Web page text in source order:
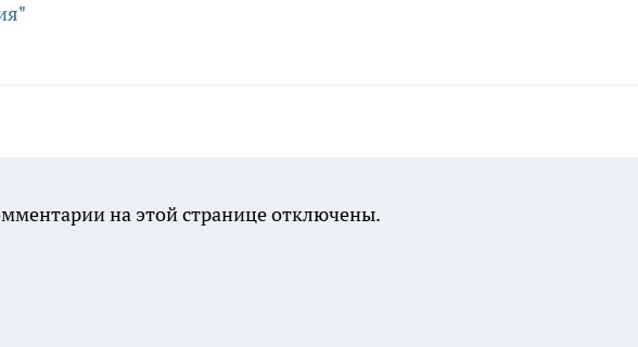
на этой странице отключены.